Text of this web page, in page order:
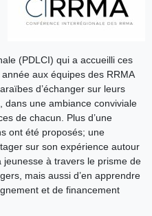
(PDLCI) qui a accueilli ces
aux équipes des RRMA
d’échanger sur leurs
dans une ambiance conviviale
de chacun. Plus d’une
ont été proposés; une
sur son expérience autour
jeunesse à travers le prisme de
mais aussi d’en apprendre
et de financement